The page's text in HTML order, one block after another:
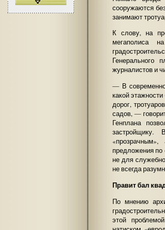
сооружаются
занимают
К слову, на
мегаполиса
Генерального
журналистов и
— В
какой
дорог,
садов, —
Генплана
предложения по
не для
не всегда
Правит бал
По мнению
этой